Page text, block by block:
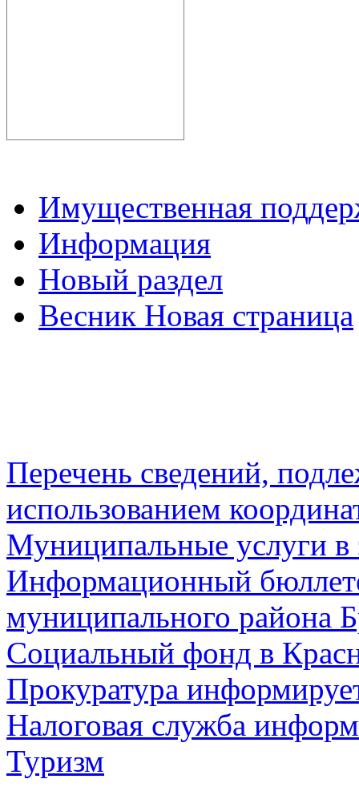
Имущественная
Информация
Новый раздел
Весник Новая страница
Перечень сведений,
использованием
Муниципальные услуги в
Информационный
муниципального района
Социальный фонд в
Прокуратура
Налоговая служба
Туризм